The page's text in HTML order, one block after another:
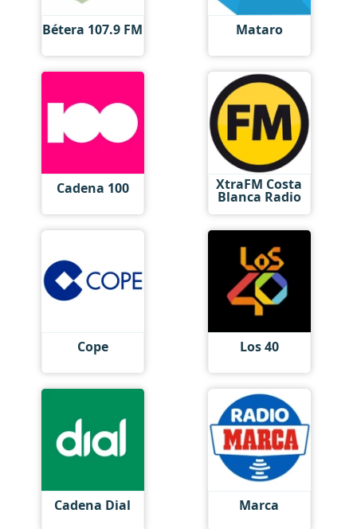
Bétera 107.9 FM Mataro
Cadena 100 XtraFM Costa
Blanca Radio
Cope Los 40
Cadena Dial Marca